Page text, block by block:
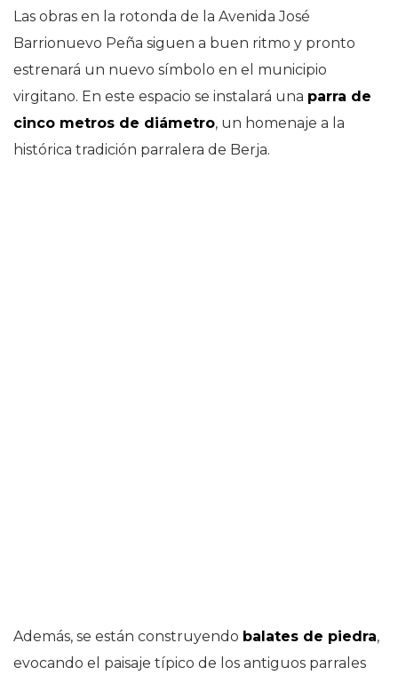
Las obras en la rotonda de la Avenida José
Barrionuevo Peña siguen a buen ritmo y pronto
estrenará un nuevo símbolo en el municipio
virgitano. En este espacio se instalará una parra de
cinco metros de diámetro, un homenaje a la
histórica tradición parralera de Berja.
Además, se están construyendo balates de piedra,
evocando el paisaje típico de los antiguos parrales